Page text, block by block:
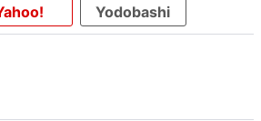
Yodobashi